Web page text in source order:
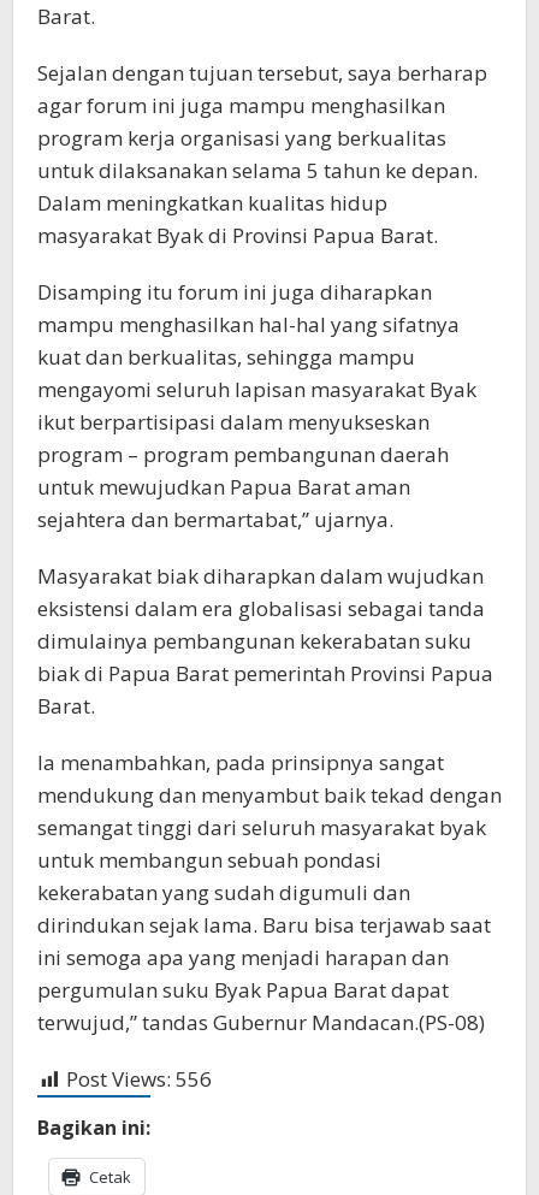
Barat.
Sejalan dengan tujuan tersebut, saya berharap
agar forum ini juga mampu menghasilkan
program kerja organisasi yang berkualitas
untuk dilaksanakan selama 5 tahun ke depan.
Dalam meningkatkan kualitas hidup
masyarakat Byak di Provinsi Papua Barat.
Disamping itu forum ini juga diharapkan
mampu menghasilkan hal-hal yang sifatnya
kuat dan berkualitas, sehingga mampu
mengayomi seluruh lapisan masyarakat Byak
ikut berpartisipasi dalam menyukseskan
program – program pembangunan daerah
untuk mewujudkan Papua Barat aman
sejahtera dan bermartabat,” ujarnya.
Masyarakat biak diharapkan dalam wujudkan
eksistensi dalam era globalisasi sebagai tanda
dimulainya pembangunan kekerabatan suku
biak di Papua Barat pemerintah Provinsi Papua
Barat.
Ia menambahkan, pada prinsipnya sangat
mendukung dan menyambut baik tekad dengan
semangat tinggi dari seluruh masyarakat byak
untuk membangun sebuah pondasi
kekerabatan yang sudah digumuli dan
dirindukan sejak lama. Baru bisa terjawab saat
ini semoga apa yang menjadi harapan dan
pergumulan suku Byak Papua Barat dapat
terwujud,” tandas Gubernur Mandacan.(PS-08)
Post Views: 556
Bagikan ini:
Cetak